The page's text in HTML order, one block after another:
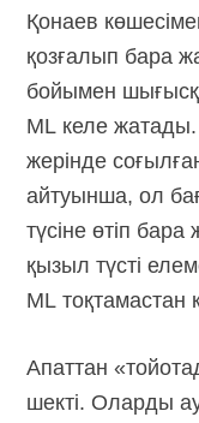
Қонаев
қозғалып бара
бойымен
ML келе жатады.
жерінде
айтуынша, ол
түсіне өтіп
қызыл түсті
ML тоқтамастан
Апаттан
шекті. Оларды